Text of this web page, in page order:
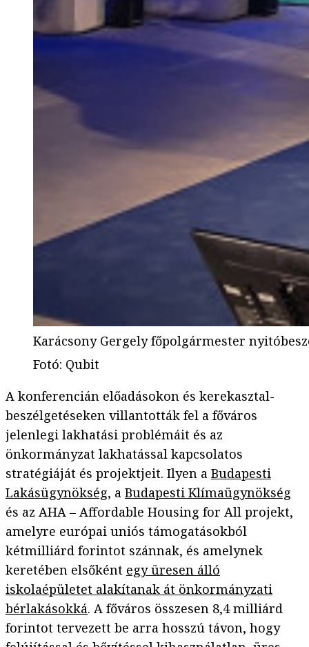
Karácsony Gergely főpolgármester
Fotó: Qubit
A konferencián előadásokon és kerekasztal-
beszélgetéseken villantották fel a főváros
jelenlegi lakhatási problémáit és az
önkormányzat lakhatással kapcsolatos
stratégiáját és projektjeit. Ilyen a Budapesti
Lakásügynökség, a Budapesti Klímaügynökség
és az AHA – Affordable Housing for All projekt,
amelyre európai uniós támogatásokból
kétmilliárd forintot szánnak, és amelynek
keretében elsőként egy üresen álló
iskolaépületet alakítanak át önkormányzati
bérlakásokká. A főváros összesen 8,4 milliárd
forintot tervezett be arra hosszú távon, hogy